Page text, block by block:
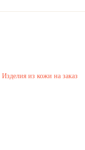
Изделия из кожи на заказ